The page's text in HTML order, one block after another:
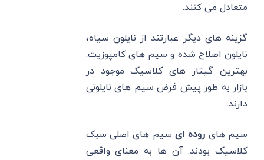
متعادل می کنند.
گزینه های دیگر عبارتند از نایلون سیاه،
نایلون اصلاح شده و سیم های کامپوزیت.
بهترین گیتار های کلاسیک موجود در
بازار به طور پیش ‌فرض سیم های نایلونی
دارند.
سیم های روده ایسیم های اصلی سبک
کلاسیک بودند. آن ها به معنای واقعی